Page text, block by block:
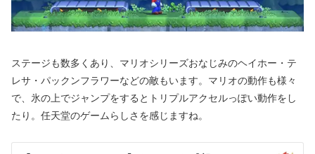
ステージも数多くあり、マリオシリーズおなじみのヘイホー・テ
レサ・パックンフラワーなどの敵もいます。マリオの動作も様々
で、氷の上でジャンプをするとトリプルアクセルっぽい動作をし
たり。任天堂のゲームらしさを感じますね。